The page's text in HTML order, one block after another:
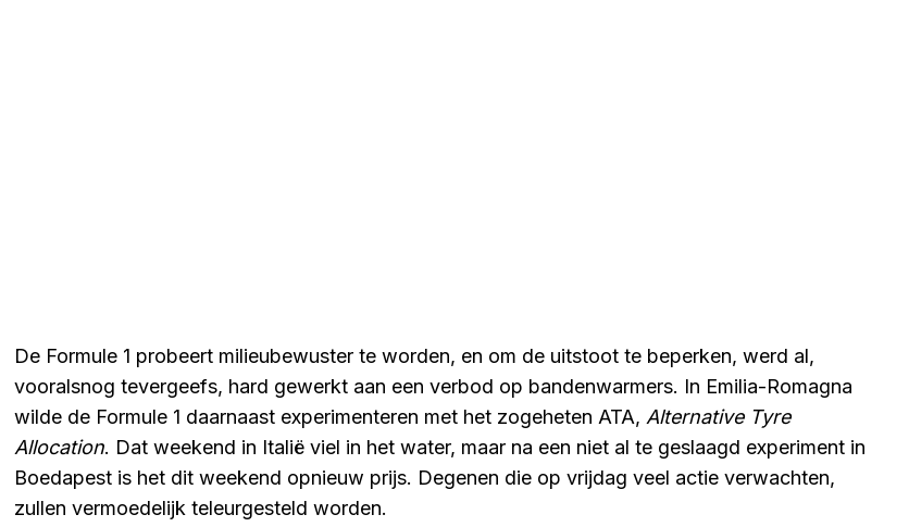
De Formule 1 probeert milieubewuster te worden, en om de uitstoot te beperken, werd al,
vooralsnog tevergeefs, hard gewerkt aan een verbod op bandenwarmers. In Emilia-Romagna
wilde de Formule 1 daarnaast experimenteren met het zogeheten ATA, Alternative Tyre
Allocation. Dat weekend in Italië viel in het water, maar na een niet al te geslaagd experiment in
Boedapest is het dit weekend opnieuw prijs. Degenen die op vrijdag veel actie verwachten,
zullen vermoedelijk teleurgesteld worden.